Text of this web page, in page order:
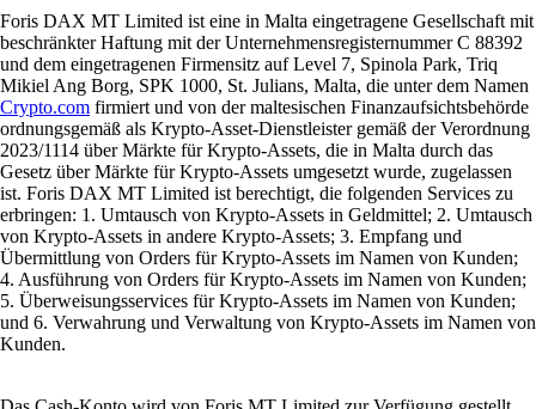
Foris DAX MT Limited ist eine in Malta eingetragene Gesellschaft mit
beschränkter Haftung mit der Unternehmensregisternummer C 88392
und dem eingetragenen Firmensitz auf Level 7, Spinola Park, Triq
Mikiel Ang Borg, SPK 1000, St. Julians, Malta, die unter dem Namen
Crypto.com firmiert und von der maltesischen Finanzaufsichtsbehörde
ordnungsgemäß als Krypto-Asset-Dienstleister gemäß der Verordnung
2023/1114 über Märkte für Krypto-Assets, die in Malta durch das
Gesetz über Märkte für Krypto-Assets umgesetzt wurde, zugelassen
ist. Foris DAX MT Limited ist berechtigt, die folgenden Services zu
erbringen: 1. Umtausch von Krypto-Assets in Geldmittel; 2. Umtausch
von Krypto-Assets in andere Krypto-Assets; 3. Empfang und
Übermittlung von Orders für Krypto-Assets im Namen von Kunden;
4. Ausführung von Orders für Krypto-Assets im Namen von Kunden;
5. Überweisungsservices für Krypto-Assets im Namen von Kunden;
und 6. Verwahrung und Verwaltung von Krypto-Assets im Namen von
Kunden.